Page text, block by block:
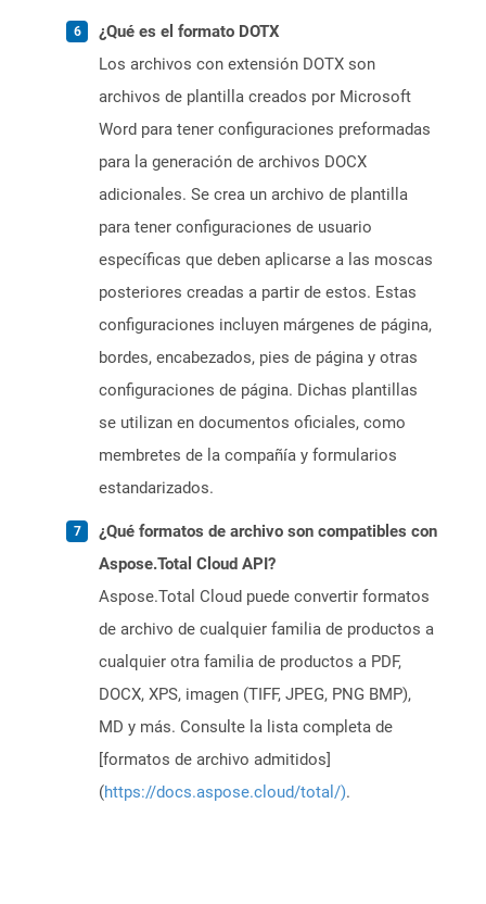
¿Qué es el formato DOTX
Los archivos con extensión DOTX son
archivos de plantilla creados por Microsoft
Word para tener configuraciones preformadas
para la generación de archivos DOCX
adicionales. Se crea un archivo de plantilla
para tener configuraciones de usuario
específicas que deben aplicarse a las moscas
posteriores creadas a partir de estos. Estas
configuraciones incluyen márgenes de página,
bordes, encabezados, pies de página y otras
configuraciones de página. Dichas plantillas
se utilizan en documentos oficiales, como
membretes de la compañía y formularios
estandarizados.
¿Qué formatos de archivo son compatibles con
Aspose.Total Cloud API?
Aspose.Total Cloud puede convertir formatos
de archivo de cualquier familia de productos a
cualquier otra familia de productos a PDF,
DOCX, XPS, imagen (TIFF, JPEG, PNG BMP),
MD y más. Consulte la lista completa de
[formatos de archivo admitidos]
(https://docs.aspose.cloud/total/).